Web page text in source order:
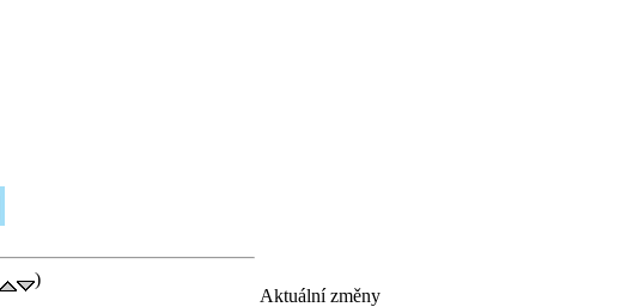
)
Aktuální změny